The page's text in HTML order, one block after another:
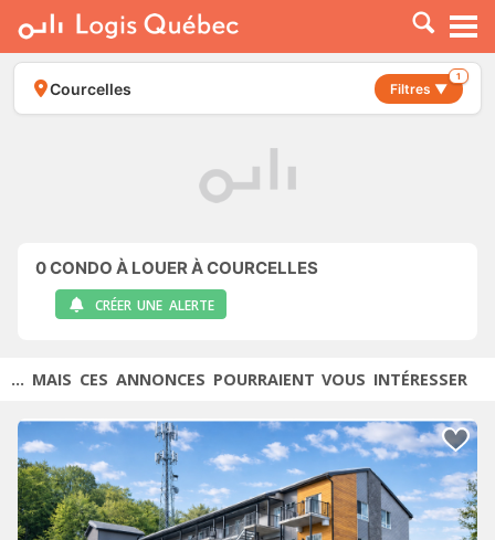
À LOUER
À VENDRE
PLACER UNE ANNONCE
Courcelles Filtres ▼
1
0CONDO À LOUER À COURCELLES
CRÉER UNE ALERTE
... MAIS CES ANNONCES POURRAIENT VOUS INTÉRESSER